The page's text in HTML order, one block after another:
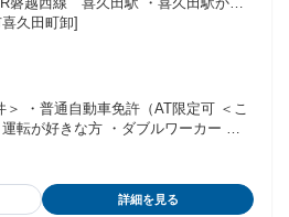
で25分 ※車・バイク・自転車通勤
久田町卸]
転が好きな方 ・ダブルワーカー ＜
)・子育て中の方が活躍中 ・中高
・扶養内勤務 ・副業・WワークOK
装・髪型自由 ・学歴不問 ・車通勤
詳細を見る